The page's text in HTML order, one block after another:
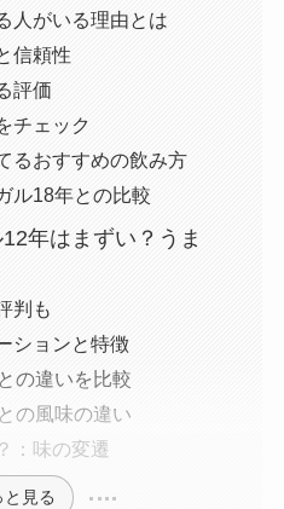
人がいる理由とは
信頼性
評価
チェック
るおすすめの飲み方
ル18年との比較
年はまずい？うま
判も
ションと特徴
の違いを比較
の風味の違い
：味の変遷
と見る